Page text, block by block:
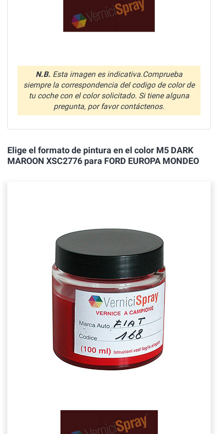
N.B. Esta imagen es indicativa.Comprueba
siempre la correspondencia del codigo de color de
tu coche con el color solicitado. Si tiene alguna
pregunta, por favor contáctenos.
Elige el formato de pintura en el color M5 DARK
MAROON XSC2776 para FORD EUROPA MONDEO